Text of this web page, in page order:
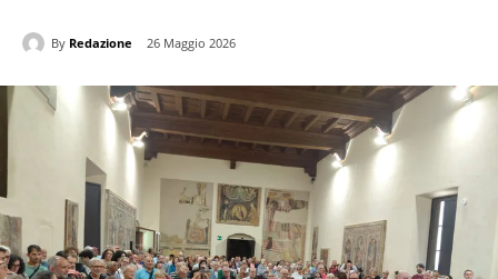
By Redazione 26 Maggio 2026